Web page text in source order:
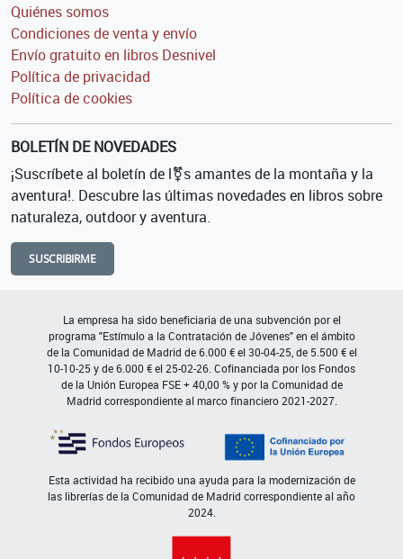
Quiénes somos
Condiciones de venta y envío
Envío gratuito en libros Desnivel
Política de privacidad
Política de cookies
BOLETÍN DE NOVEDADES
¡Suscríbete al boletín de l⚧s amantes de la montaña y la
aventura!. Descubre las últimas novedades en libros sobre
naturaleza, outdoor y aventura.
SUSCRIBIRME
La empresa ha sido beneficiaria de una subvención por el
programa "Estímulo a la Contratación de Jóvenes" en el ámbito
de la Comunidad de Madrid de 6.000 € el 30-04-25, de 5.500 € el
10-10-25 y de 6.000 € el 25-02-26. Cofinanciada por los Fondos
de la Unión Europea FSE + 40,00 % y por la Comunidad de
Madrid correspondiente al marco financiero 2021-2027.
Esta actividad ha recibido una ayuda para la modernización de
las librerías de la Comunidad de Madrid correspondiente al año
2024.